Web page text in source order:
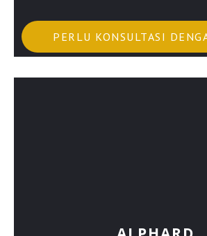
PERLU KONSULTASI